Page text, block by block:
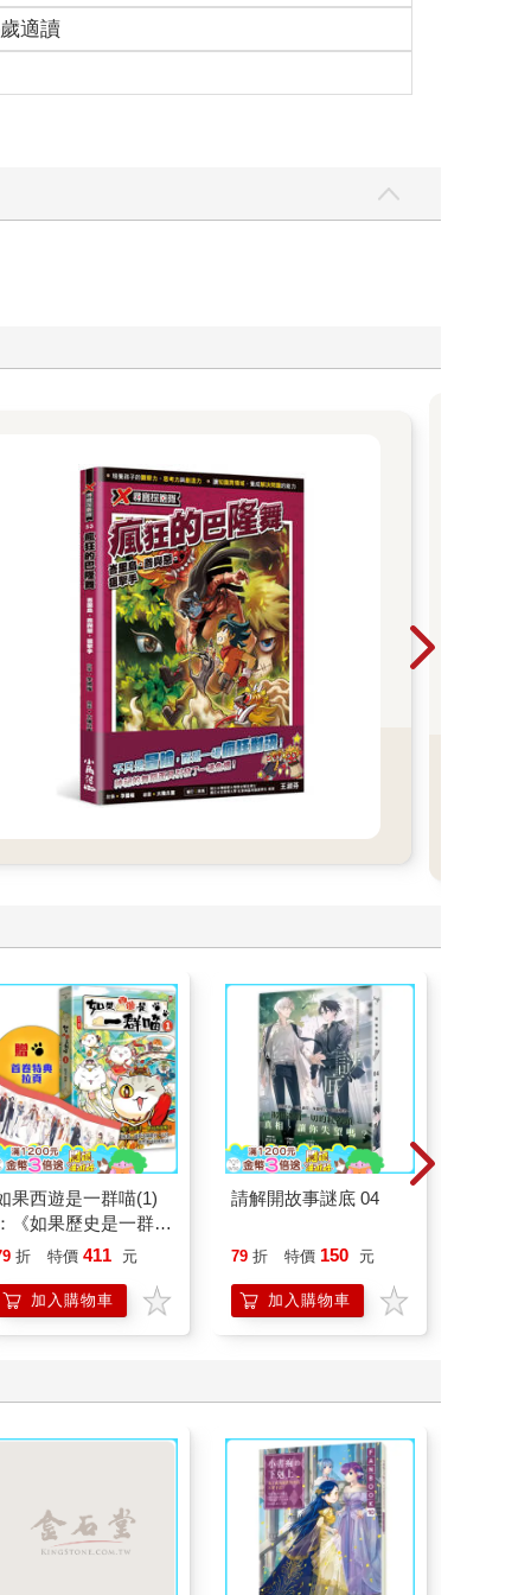
適讀
果西遊是一群喵(1)
：《如果歷史是一群
》作者最新力作，附
折 特價 411 元
加入購物車
請解開故事謎底 04
79 折 特價 150 元
加入購物車